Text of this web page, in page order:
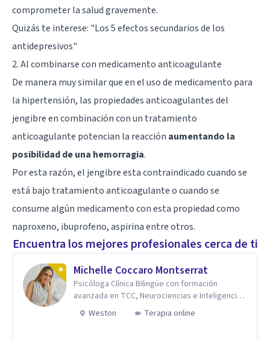
comprometer la salud gravemente.
Quizás te interese: "Los 5 efectos secundarios de los
antidepresivos"
2. Al combinarse con medicamento anticoagulante
De manera muy similar que en el uso de medicamento para
la hipertensión, las propiedades anticoagulantes del
jengibre en combinación con un tratamiento
anticoagulante potencian la reacción aumentando la
posibilidad de una hemorragia.
Por esta razón, el jengibre esta contraindicado cuando se
está bajo tratamiento anticoagulante o cuando se
consume algún medicamento con esta propiedad como
naproxeno, ibuprofeno, aspirina entre otros.
Encuentra los mejores profesionales cerca de ti
Michelle Coccaro Montserrat
Psicóloga Clínica Bilingüe con formación
avanzada en TCC, Neurociencias e Inteligencia
Emocional.
Weston Terapia online